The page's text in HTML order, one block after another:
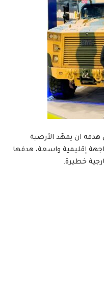
ان يمهّد الأرضية
إقليمية واسعة، هدفها
خطيرة.